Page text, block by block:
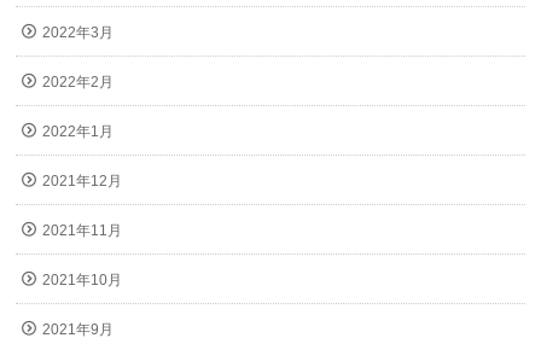
2022年3月
2022年2月
2022年1月
2021年12月
2021年11月
2021年10月
2021年9月